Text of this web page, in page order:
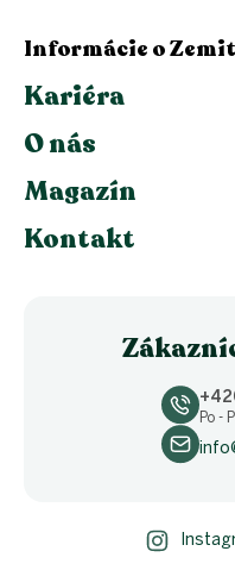
Informácie o
Kariéra
O nás
Magazín
Kontakt
Po -